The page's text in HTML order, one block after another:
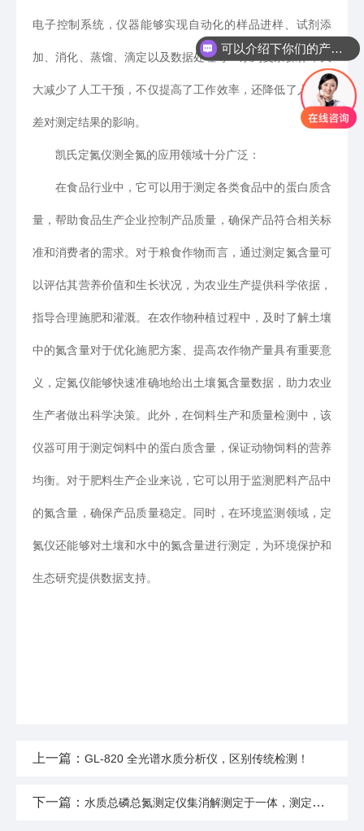
电子控制系统，仪器能够实现自动化的样品进样、试剂添
加、消化、蒸馏、滴定以及数据处理等一系列复杂操作，大
大减少了人工干预，不仅提高了工作效率，还降低了人为误
差对测定结果的影响。
凯氏定氮仪测全氮的应用领域十分广泛：
在食品行业中，它可以用于测定各类食品中的蛋白质含
量，帮助食品生产企业控制产品质量，确保产品符合相关标
准和消费者的需求。对于粮食作物而言，通过测定氮含量可
以评估其营养价值和生长状况，为农业生产提供科学依据，
指导合理施肥和灌溉。在农作物种植过程中，及时了解土壤
中的氮含量对于优化施肥方案、提高农作物产量具有重要意
义，定氮仪能够快速准确地给出土壤氮含量数据，助力农业
生产者做出科学决策。此外，在饲料生产和质量检测中，该
仪器可用于测定饲料中的蛋白质含量，保证动物饲料的营养
均衡。对于肥料生产企业来说，它可以用于监测肥料产品中
的氮含量，确保产品质量稳定。同时，在环境监测领域，定
氮仪还能够对土壤和水中的氮含量进行测定，为环境保护和
生态研究提供数据支持。
上一篇： GL-820 全光谱水质分析仪，区别传统检测！
下一篇： 水质总磷总氮测定仪集消解测定于一体，测定过程简捷
可以介绍下你们的产品么